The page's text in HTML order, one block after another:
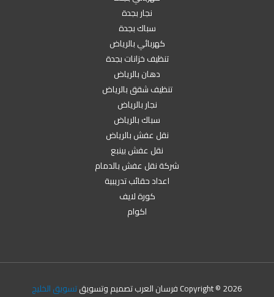
نجار بجدة
سباك بجدة
كهربائي بالرياض
تنظيف خزانات بجدة
دهان بالرياض
تنظيف شقق بالرياض
نجار بالرياض
سباك بالرياض
نقل عفش بالرياض
نقل عفش بينبع
شركة نقل عفش بالدمام
اعداد حقائب تدريبية
كورة لايف
Copyright © 2026 فرسان العرب تصميم وتسويق تسويق الخليج